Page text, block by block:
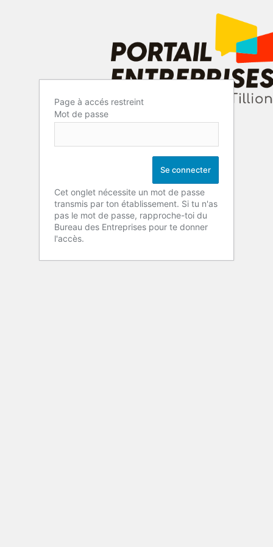
Page à accés restreint
Mot de passe
Cet onglet nécessite un mot de passe
transmis par ton établissement. Si tu n'as
pas le mot de passe, rapproche-toi du
Bureau des Entreprises pour te donner
l'accès.